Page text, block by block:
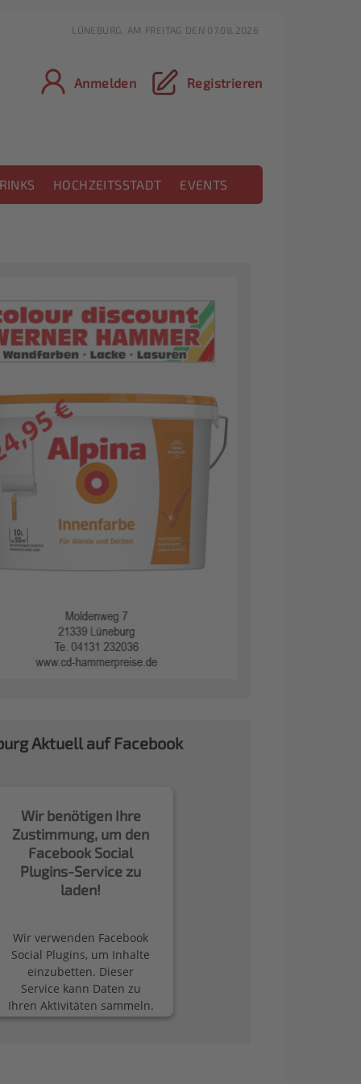
Anmelden Registrieren
HOCHZEITSSTADT EVENTS
LÜNEBURG, AM FREITAG DEN 07.08.2026
Aktuell auf Facebook
Wir benötigen Ihre
Zustimmung, um den
Facebook Social
Plugins-Service zu
laden!
Wir verwenden Facebook
Social Plugins, um Inhalte
einzubetten. Dieser
Service kann Daten zu
Ihren Aktivitäten sammeln.
Bitte lesen Sie die Details